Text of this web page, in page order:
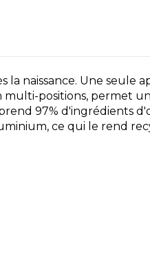
naissance. Une
positions, permet
97% d'ingrédients
ce qui le rend